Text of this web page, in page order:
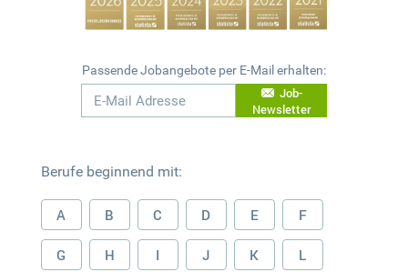
Passende Jobangebote per E-Mail erhalten:
Job-
Newsletter
Berufe beginnend mit:
A B C D E F
G H I J K L